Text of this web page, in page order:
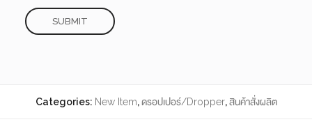
Categories: New Item,ดรอปเปอร์/Dropper,สินค้าสั่งผลิต